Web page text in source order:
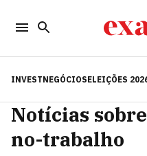
INVESTNEGÓCIOSELEIÇÕES
Notícias
no-trabalho